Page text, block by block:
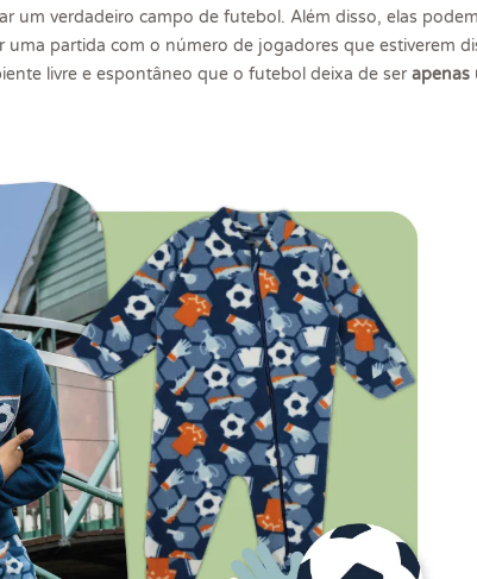
um verdadeiro campo de futebol. Além disso, elas
uma partida com o número de jogadores que estiverem
livre e espontâneo que o futebol deixa de serapenas